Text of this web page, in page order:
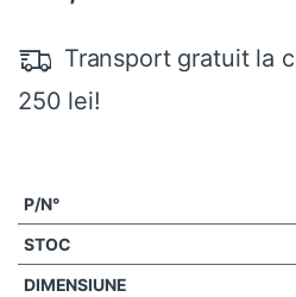
Transport gratuit la
250 lei!